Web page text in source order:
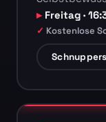
Freitag ·
Kostenlose